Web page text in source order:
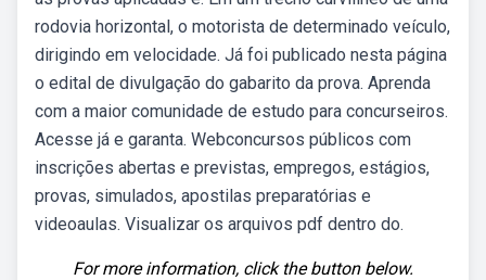
rodovia horizontal, o motorista de determinado veículo,
dirigindo em velocidade. Já foi publicado nesta página
o edital de divulgação do gabarito da prova. Aprenda
com a maior comunidade de estudo para concurseiros.
Acesse já e garanta. Webconcursos públicos com
inscrições abertas e previstas, empregos, estágios,
provas, simulados, apostilas preparatórias e
videoaulas. Visualizar os arquivos pdf dentro do.
For more information, click the button below.